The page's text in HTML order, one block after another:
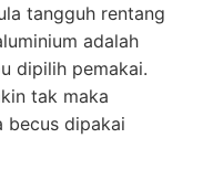
tangguh rentang
adalah
dipilih pemakai.
tak maka
becus dipakai